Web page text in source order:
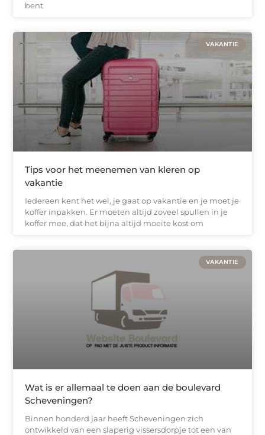
bent
VAKANTIE
Tips voor het meenemen van kleren op
vakantie
Iedereen kent het wel, je gaat op vakantie en je moet je
koffer inpakken. Er moeten altijd zoveel spullen in je
koffer mee, dat het bijna altijd moeite kost om
VAKANTIE
Wat is er allemaal te doen aan de boulevard
Scheveningen?
Binnen honderd jaar heeft Scheveningen zich
ontwikkeld van een slaperig vissersdorpje tot een van